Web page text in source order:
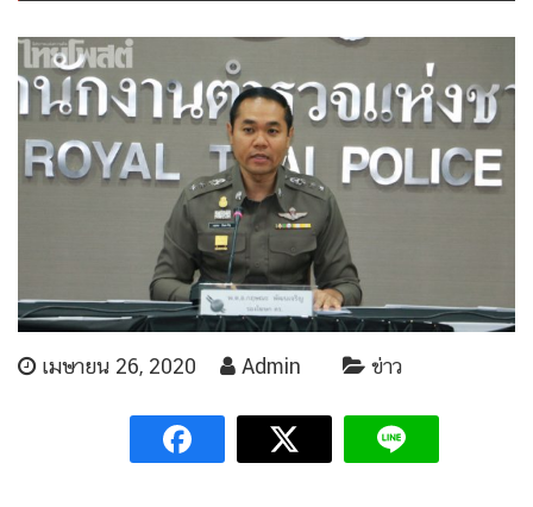
เมษายน 26, 2020 Admin ข่าว